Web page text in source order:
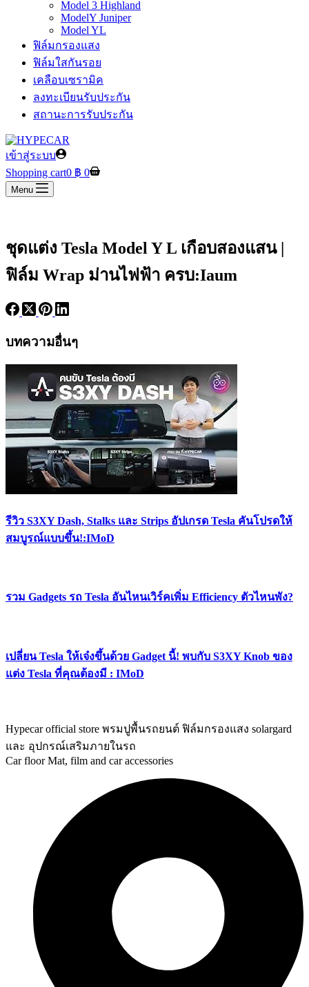
Model 3 Highland
ModelY Juniper
Model YL
ฟิล์มกรองแสง
ฟิล์มใสกันรอย
เคลือบเซรามิค
ลงทะเบียนรับประกัน
สถานะการรับประกัน
เข้าสู่ระบบ
Shopping cart0 ฿ 0
Menu
ชุดแต่ง Tesla Model Y L เกือบสองแสน |
ฟิล์ม Wrap ม่านไฟฟ้า ครบ:Iaum
บทความอื่นๆ
รีวิว S3XY Dash, Stalks และ Strips อัปเกรด Tesla คันโปรดให้
สมบูรณ์แบบขึ้น!:IMoD
รวม Gadgets รถ Tesla อันไหนเวิร์คเพิ่ม Efficiency ตัวไหนพัง?
เปลี่ยน Tesla ให้เจ๋งขึ้นด้วย Gadget นี้! พบกับ S3XY Knob ของ
แต่ง Tesla ที่คุณต้องมี : IMoD
Hypecar official store พรมปูพื้นรถยนต์ ฟิล์มกรองแสง solargard
และ อุปกรณ์เสริมภายในรถ
Car floor Mat, film and car accessories